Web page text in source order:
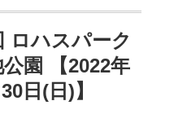
ロハスパーク
園 【2022年
日(日)】